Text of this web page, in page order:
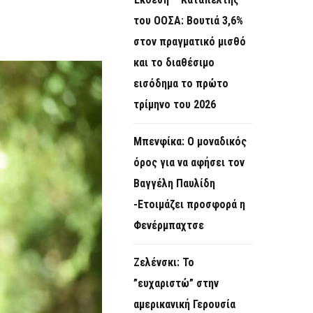
του ΟΟΣΑ: Βουτιά 3,6%
στον πραγματικό μισθό
και το διαθέσιμο
εισόδημα το πρώτο
τρίμηνο του 2026
Μπενφίκα: Ο μοναδικός
όρος για να αφήσει τον
Βαγγέλη Παυλίδη
-Ετοιμάζει προσφορά η
Φενέρμπαχτσε
Ζελένσκι: Το
”ευχαριστώ” στην
αμερικανική Γερουσία